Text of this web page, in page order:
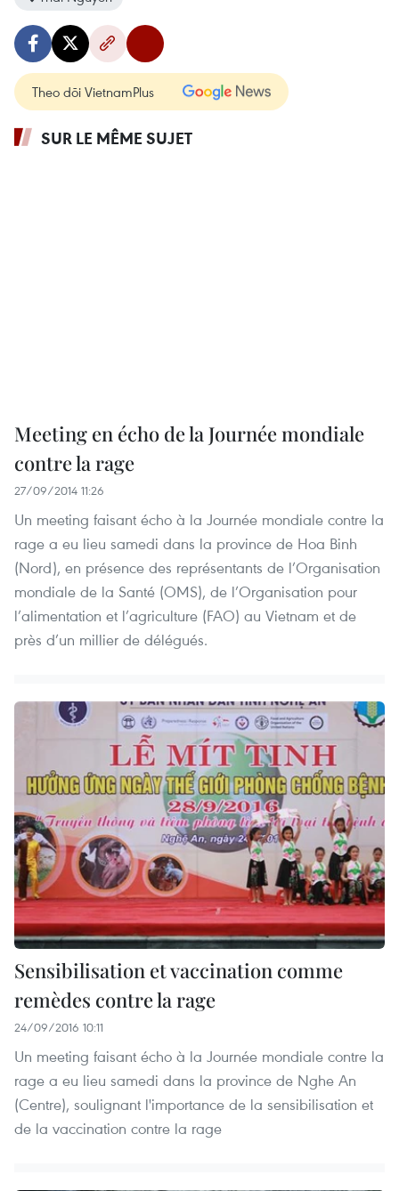
Theo dõi VietnamPlus
SUR LE MÊME SUJET
Meeting en écho de la Journée mondiale
contre la rage
27/09/2014 11:26
Un meeting faisant écho à la Journée mondiale contre la
rage a eu lieu samedi dans la province de Hoa Binh
(Nord), en présence des représentants de l’Organisation
mondiale de la Santé (OMS), de l’Organisation pour
l’alimentation et l’agriculture (FAO) au Vietnam et de
près d’un millier de délégués.
Sensibilisation et vaccination comme
remèdes contre la rage
24/09/2016 10:11
Un meeting faisant écho à la Journée mondiale contre la
rage a eu lieu samedi dans la province de Nghe An
(Centre), soulignant l'importance de la sensibilisation et
de la vaccination contre la rage